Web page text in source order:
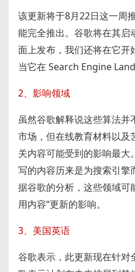
该更新将于8月22日这一周
能完全推出。谷歌将在其
面上发布，我们还将在它开
当它在 Search Engine Land
2、影响领域
虽然谷歌解释说这些算法并
市场，但在线教育材料以及
关内容可能受到的影响最
写的内容历来是为搜索引擎
据谷歌的分析，这些领域可
用内容“更新的影响。
3、美国英语
谷歌表示，此更新现在针对